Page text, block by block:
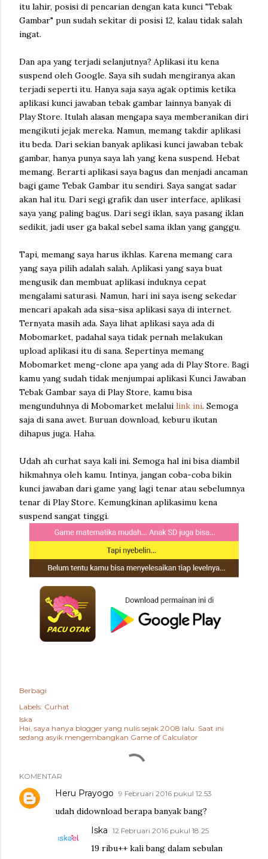
itu lahir, posisi di pencarian dengan kata kunci "Tebak
Gambar" pun sudah sekitar di posisi 12, kalau tidak salah
ingat.
Dan apa yang terjadi selanjutnya? Aplikasi itu kena
suspend oleh Google. Saya sih sudah mengiranya akan
terjadi seperti itu. Hanya saja saya agak optimis ketika
aplikasi kunci jawaban tebak gambar lainnya banyak di
Play Store. Itulah alasan mengapa saya memberanikan diri
mengikuti jejak mereka. Namun, memang takdir aplikasi
itu beda. Dari sekian banyak aplikasi kunci jawaban tebak
gambar, hanya punya saya lah yang kena suspend. Hebat
memang. Berarti aplikasi saya bagus dan menjadi ancaman
bagi game Tebak Gambar itu sendiri. Saya sangat sadar
akan hal itu. Dari segi grafik dan user interface, aplikasi
saya yang paling bagus. Dari segi iklan, saya pasang iklan
sedikit, jadi user ga bakal sebel sama iklan yang ganggu.
Tapi, memang saya harus ikhlas. Karena memang cara
yang saya pilih adalah salah. Aplikasi yang saya buat
mengusik dan membuat aplikasi induknya cepat
mengalami saturasi. Namun, hari ini saya iseng sekedar
mencari apakah ada sisa-sisa aplikasi saya di internet.
Ternyata masih ada. Saya lihat aplikasi saya ada di
Mobomarket, padahal saya tidak pernah melakukan
upload aplikasi itu di sana. Sepertinya memang
Mobomarket meng-clone apa yang ada di Play Store. Bagi
kamu yang sudah tidak menjumpai aplikasi Kunci Jawaban
Tebak Gambar saya di Play Store, kamu bisa
mengunduhnya di Mobomarket melalui link ini. Semoga
saja di sana awet. Buruan download, keburu ikutan
dihapus juga. Haha.
Udah ah curhat saya kali ini. Semoga hal ini bisa diambil
hikmahnya oleh kamu. Intinya, jangan coba-coba bikin
kunci jawaban dari game yang lagi tenar atau sebelumnya
tenar di Play Store. Kemungkinan aplikasimu kena
suspend sangat tinggi.
Berbagi
Labels: Curhat
Iska
Hai, saya hanya blogger yang nulis sejak 2008 lalu. Saat ini
sedang asyik mengembangkan Game of Calculator
KOMENTAR
Heru Prayogo 9 Februari 2016 pukul 12.53
udah didownload berapa banyak bang?
Iska 12 Februari 2016 pukul 18.25
19 ribu++ kali bang dalam sebulan